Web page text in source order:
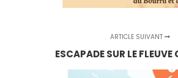
ARTICLE SUIVANT
ESCAPADE SUR LE FLEUVE